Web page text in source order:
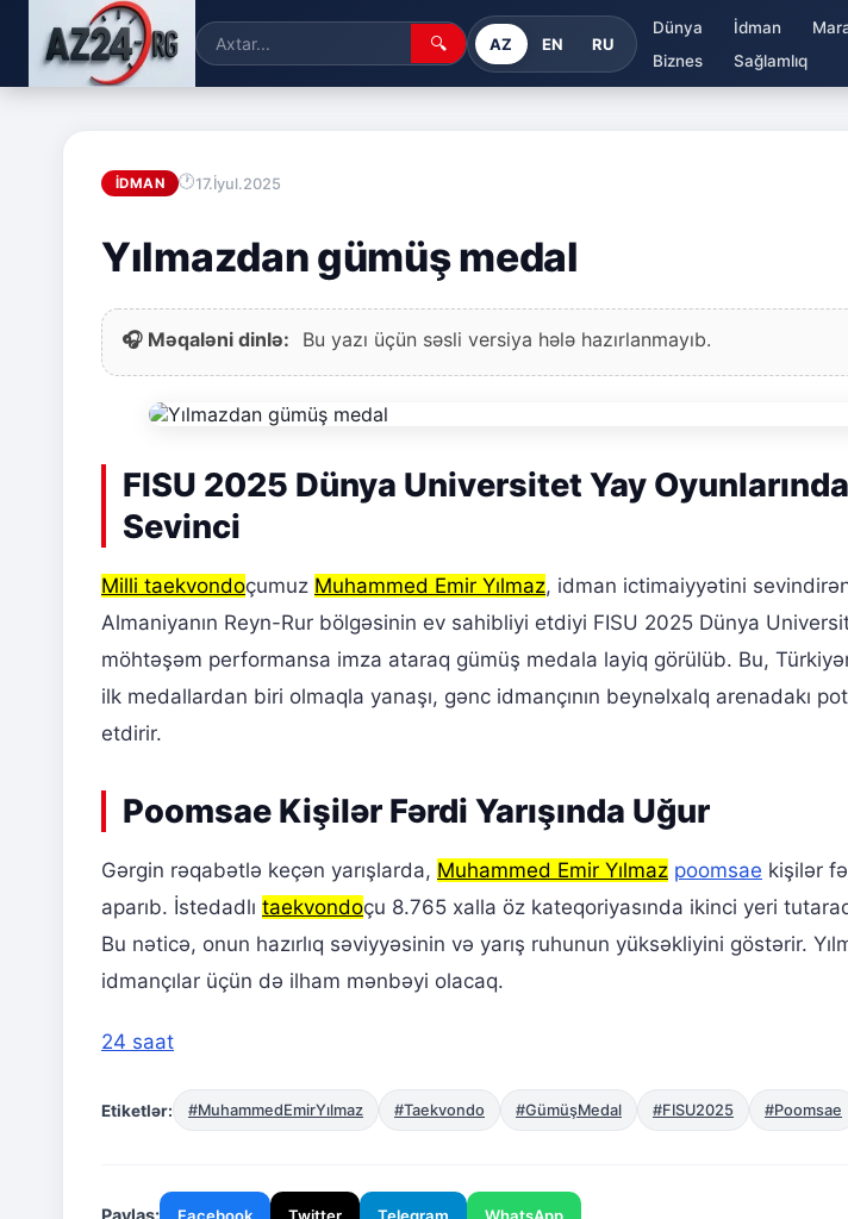
🔍 AZ EN RU
Dünya İdman
Biznes
Sağlamlıq
İDMAN 17.İyul.2025
Yılmazdan gümüş medal
🎧 Məqaləni dinlə: Bu yazı üçün səsli versiya hələ hazırlanmayıb.
FISU 2025 Dünya Universitet Yay
Sevinci
Milli taekvondoçumuz Muhammed Emir Yılmaz, idman ictimaiyyətini
Almaniyanın Reyn-Rur bölgəsinin ev sahibliyi etdiyi FISU 2025 Dünya
möhtəşəm performansa imza ataraq gümüş medala layiq görülüb. Bu,
ilk medallardan biri olmaqla yanaşı, gənc idmançının beynəlxalq arenadakı
etdirir.
Poomsae Kişilər Fərdi Yarışında Uğur
Gərgin rəqabətlə keçən yarışlarda, Muhammed Emir Yılmaz poomsae kişilər
aparıb. İstedadlı taekvondoçu 8.765 xalla öz kateqoriyasında ikinci yeri
Bu nəticə, onun hazırlıq səviyyəsinin və yarış ruhunun yüksəkliyini göstərir.
idmançılar üçün də ilham mənbəyi olacaq.
24 saat
Etiketlər: #MuhammedEmirYılmaz #Taekvondo #GümüşMedal #FISU2025 #Poomsae